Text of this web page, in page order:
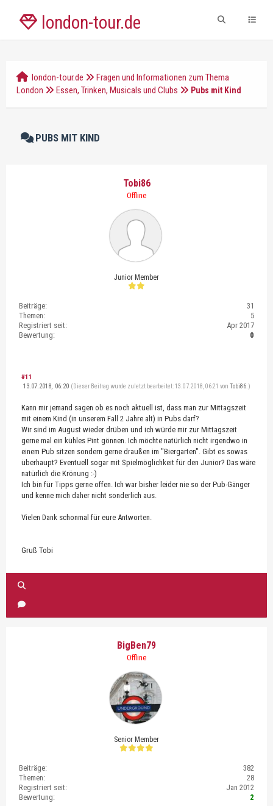
london-tour.de
london-tour.de
Fragen und Informationen zum Thema
London
Essen, Trinken, Musicals und Clubs Pubs mit Kind
PUBS MIT KIND
Tobi86
Offline
Junior Member
Beiträge:
31
Themen:
5
Registriert seit:
Apr 2017
Bewertung:
0
#11
13.07.2018, 06:20 (Dieser Beitrag wurde zuletzt bearbeitet: 13.07.2018, 06:21 von Tobi86 .)
Kann mir jemand sagen ob es noch aktuell ist, dass man zur Mittagszeit
mit einem Kind (in unserem Fall 2 Jahre alt) in Pubs darf?
Wir sind im August wieder drüben und ich würde mir zur Mittagszeit
gerne mal ein kühles Pint gönnen. Ich möchte natürlich nicht irgendwo in
einem Pub sitzen sondern gerne draußen im "Biergarten". Gibt es sowas
überhaupt? Eventuell sogar mit Spielmöglichkeit für den Junior? Das wäre
natürlich die Krönung :-)
Ich bin für Tipps gerne offen. Ich war bisher leider nie so der Pub-Gänger
und kenne mich daher nicht sonderlich aus.
Vielen Dank schonmal für eure Antworten.
Gruß Tobi
BigBen79
Offline
Senior Member
Beiträge:
382
Themen:
28
Registriert seit:
Jan 2012
Bewertung:
2